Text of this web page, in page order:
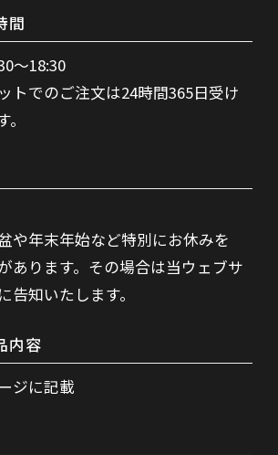
間
～18:30
トでのご注文は24時間365日受け
や年末年始など特別にお休みを
あります。その場合は当ウェブサ
告知いたします。
内容
ジに記載